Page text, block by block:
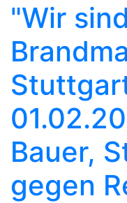
"Wir
Bauer,
gegen